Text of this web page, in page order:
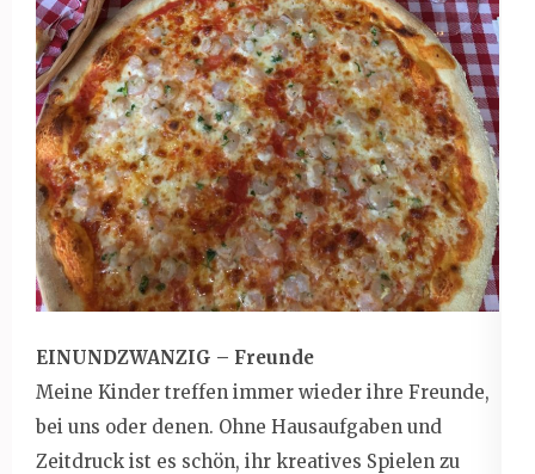
EINUNDZWANZIG – Freunde
Meine Kinder treffen immer wieder ihre Freunde,
bei uns oder denen. Ohne Hausaufgaben und
Zeitdruck ist es schön, ihr kreatives Spielen zu